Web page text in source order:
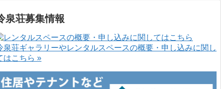
泉荘募集情報
泉荘ギャラリーやレンタルスペースの概要・申し込みに関し
はこちら »